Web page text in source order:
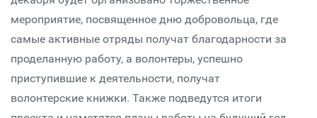
мероприятие, посвященное дню добровольца, где
самые активные отряды получат благодарности за
проделанную работу, а волонтеры, успешно
приступившие к деятельности, получат
волонтерские книжки. Также подведутся итоги